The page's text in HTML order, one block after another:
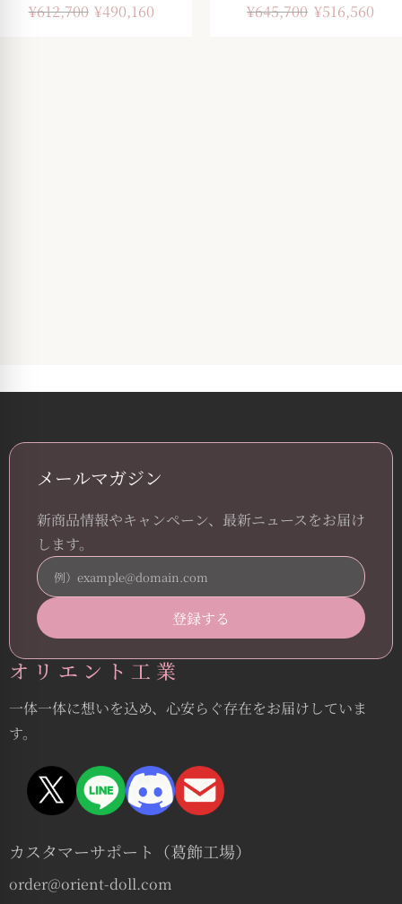
¥612,700 ¥490,160
¥645,700 ¥516,560
メールマガジン
新商品情報やキャンペーン、最新ニュースをお届け
します。
オリエント工業
一体一体に想いを込め、心安らぐ存在をお届けしていま
す。
カスタマーサポート（葛飾工場）
order@orient-doll.com